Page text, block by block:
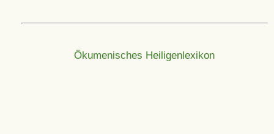
Ökumenisches Heiligenlexikon